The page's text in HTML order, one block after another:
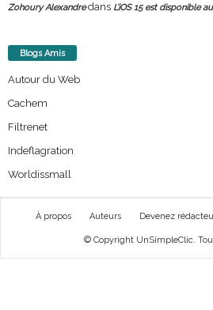
Zohoury Alexandredans L’iOS 15 est disponible
Blogs Amis
Autour du Web
Cachem
Filtrenet
Indeflagration
Worldissmall
À propos Auteurs Devenez
© Copyright UnSimpleClic.